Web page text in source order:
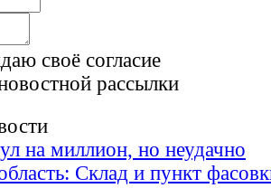
своё согласие
рассылки
на миллион, но неудачно
Склад и пункт